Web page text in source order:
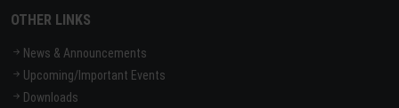
OTHER LINKS
News & Announcements
Upcoming/Important Events
Downloads